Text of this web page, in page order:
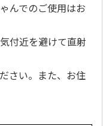
120円
んでのご使用はお
付近を避けて直射
さい。また、お住